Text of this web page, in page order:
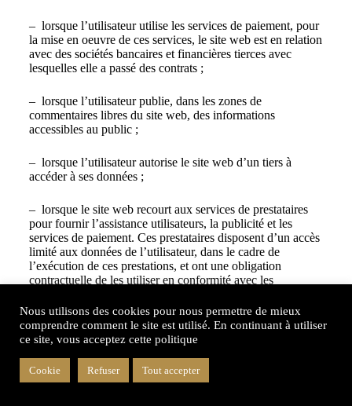
– lorsque l’utilisateur utilise les services de paiement, pour
la mise en oeuvre de ces services, le site web est en relation
avec des sociétés bancaires et financières tierces avec
lesquelles elle a passé des contrats ;
– lorsque l’utilisateur publie, dans les zones de
commentaires libres du site web, des informations
accessibles au public ;
– lorsque l’utilisateur autorise le site web d’un tiers à
accéder à ses données ;
– lorsque le site web recourt aux services de prestataires
pour fournir l’assistance utilisateurs, la publicité et les
services de paiement. Ces prestataires disposent d’un accès
limité aux données de l’utilisateur, dans le cadre de
l’exécution de ces prestations, et ont une obligation
contractuelle de les utiliser en conformité avec les
protection des données à caractère personnel ;
– si la loi l’exige, le site web peut effectuer la transmission
de données pour donner suite aux réclamations présentées
contre le site web et se conformer aux procédures
administratives et judiciaires ;
Nous utilisons des cookies pour nous permettre de mieux
comprendre comment le site est utilisé. En continuant à utiliser
ce site, vous acceptez cette politique
Cookie Refuser Tout accepter